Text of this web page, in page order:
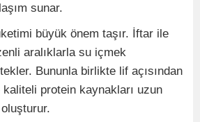
sunar.
büyük önem taşır. İftar ile
aralıklarla su içmek
Bununla birlikte lif açısından
protein kaynakları uzun
oluşturur.